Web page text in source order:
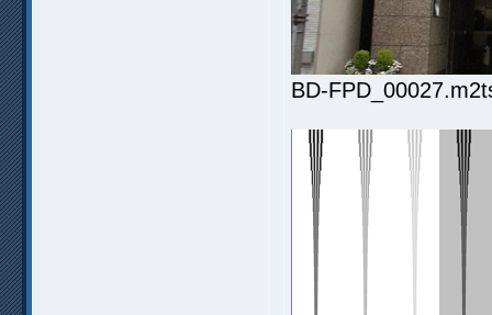
BD-